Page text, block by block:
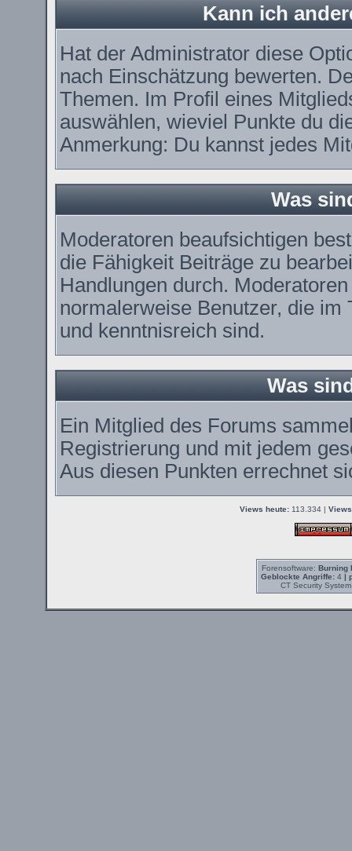
Kann ich
Hat der Administrator diese
nach Einschätzung bewerten.
Themen. Im Profil eines
auswählen, wieviel Punkte du
Anmerkung: Du kannst jedes
Was
Moderatoren beaufsichtigen
die Fähigkeit Beiträge zu
Handlungen durch.
normalerweise Benutzer, die
und kenntnisreich sind.
Was
Ein Mitglied des Forums
Registrierung und mit jedem
Aus diesen Punkten errechnet
Views heute:113.334 |
Forensoftware: Burning
Geblockte Angriffe:4 |
CT Security